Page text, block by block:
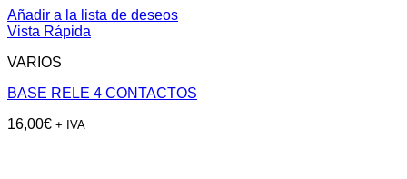
Añadir a la lista de deseos
Vista Rápida
VARIOS
BASE RELE 4 CONTACTOS
16,00€ + IVA